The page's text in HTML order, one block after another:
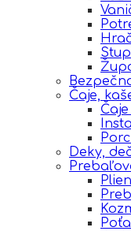
Čaje,
Deky,